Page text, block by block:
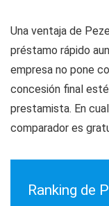
Una ventaja de
préstamo rápido
empresa no pone
concesión final
prestamista. En
comparador es
Ranking de